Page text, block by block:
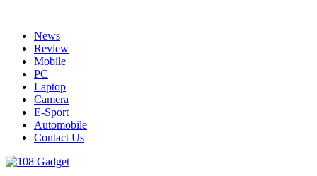
contentNews
Review
Mobile
PC
Laptop
Camera
E-Sport
Automobile
Contact Us